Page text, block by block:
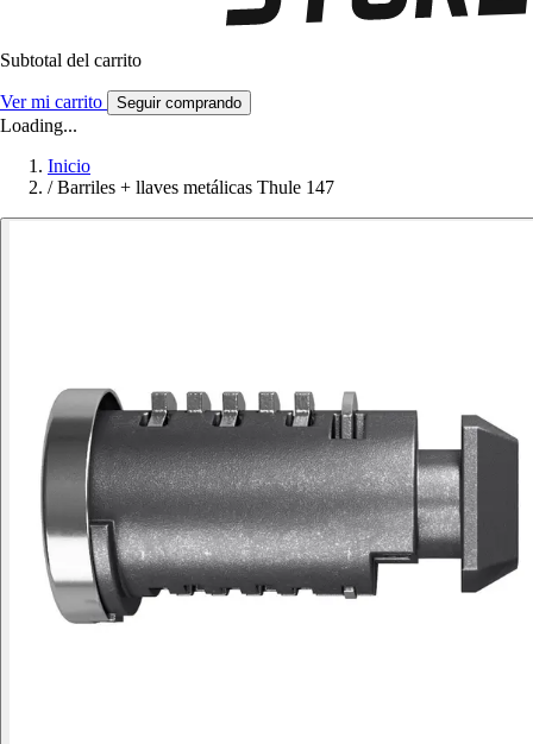
Subtotal del carrito
Ver mi carrito Seguir comprando
Loading...
Inicio
/ Barriles + llaves metálicas Thule 147